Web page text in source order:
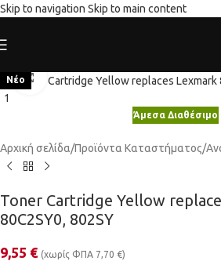
Skip to navigation Skip to main content
Νέο Κλικ για μεγέθυνση
Άμεσα Διαθέσιμο
Αρχική σελίδα/Προϊόντα Καταστήματος/
Toner Cartridge Yellow
80C2SY0, 802SY
9,55 € (χωρίς ΦΠΑ 7,70 €)